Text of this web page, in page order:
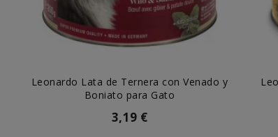
Leonardo Lata de Ternera con Venado y
Boniato para Gato
3,19 €